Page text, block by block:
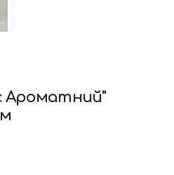
Ароматний"